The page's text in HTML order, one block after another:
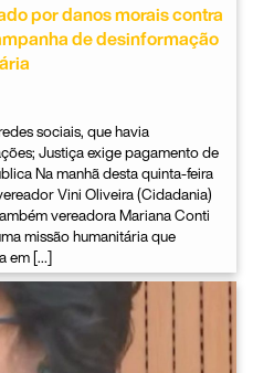
por danos morais contra
de desinformação
sociais, que havia
Justiça exige pagamento de
Na manhã desta quinta-feira
Vini Oliveira (Cidadania)
vereadora Mariana Conti
missão humanitária que
em […]